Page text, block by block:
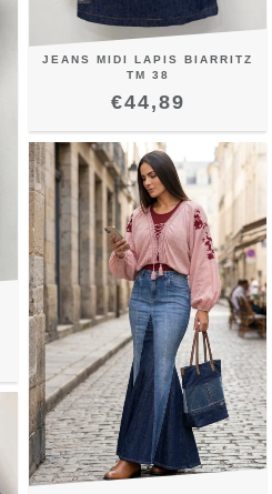
JEANS MIDI LAPIS BIARRITZ
TM 38
€44,89